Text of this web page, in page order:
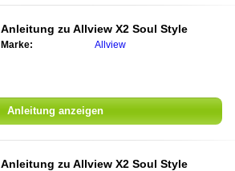
Anleitung zu Allview X2 Soul Style
Marke: Allview
Anleitung anzeigen
Anleitung zu Allview X2 Soul Style